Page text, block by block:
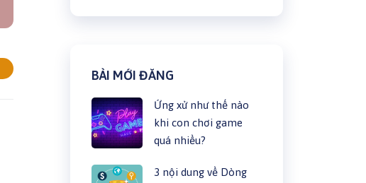
BÀI MỚI ĐĂNG
Ứng xử như thế nào
khi con chơi game
quá nhiều?
3 nội dung về Dòng